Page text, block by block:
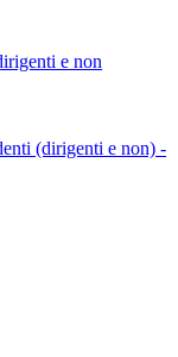
e non
(dirigenti e non) -